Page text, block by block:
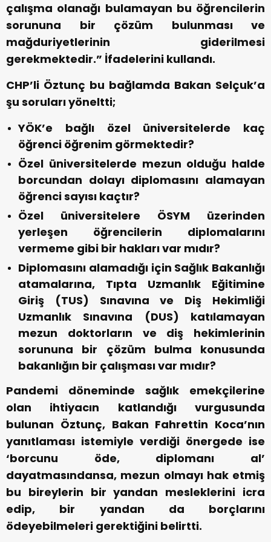
çalışma olanağı bulamayan bu öğrencilerin
sorununa bir çözüm bulunması ve
mağduriyetlerinin giderilmesi
gerekmektedir.” İfadelerini kullandı.
CHP’li Öztunç bu bağlamda Bakan Selçuk’a
şu soruları yöneltti;
YÖK’e bağlı özel üniversitelerde kaç
öğrenci öğrenim görmektedir?
Özel üniversitelerde mezun olduğu halde
borcundan dolayı diplomasını alamayan
öğrenci sayısı kaçtır?
Özel üniversitelere ÖSYM üzerinden
yerleşen öğrencilerin diplomalarını
vermeme gibi bir hakları var mıdır?
Diplomasını alamadığı için Sağlık Bakanlığı
atamalarına, Tıpta Uzmanlık Eğitimine
Giriş (TUS) Sınavına ve Diş Hekimliği
Uzmanlık Sınavına (DUS) katılamayan
mezun doktorların ve diş hekimlerinin
sorununa bir çözüm bulma konusunda
bakanlığın bir çalışması var mıdır?
Pandemi döneminde sağlık emekçilerine
olan ihtiyacın katlandığı vurgusunda
bulunan Öztunç, Bakan Fahrettin Koca’nın
yanıtlaması istemiyle verdiği önergede ise
‘borcunu öde, diplomanı al’
dayatmasındansa, mezun olmayı hak etmiş
bu bireylerin bir yandan mesleklerini icra
edip, bir yandan da borçlarını
ödeyebilmeleri gerektiğini belirtti.